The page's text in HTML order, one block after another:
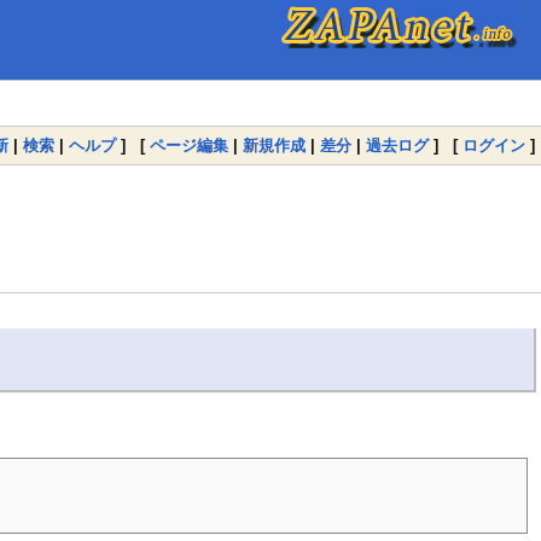
| 検索 | ヘルプ] [ ページ編集 | 新規作成 | 差分 | 過去ログ] [ ログイン ]